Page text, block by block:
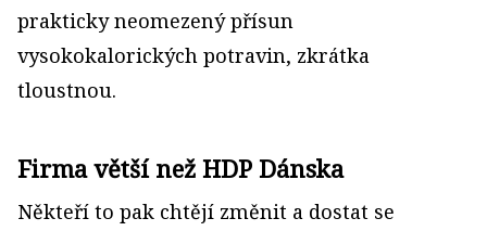
prakticky neomezený přísun
vysokokalorických potravin, zkrátka
tloustnou.
Firma větší než HDP Dánska
Někteří to pak chtějí změnit a dostat se